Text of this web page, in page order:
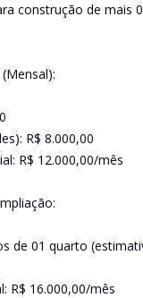
construção de mais
R$ 8.000,00
R$ 12.000,00/mês
de 01 quarto
R$ 16.000,00/mês